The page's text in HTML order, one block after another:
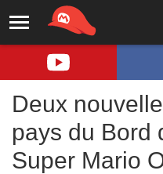
Deux
pays du Bord
Super Mario